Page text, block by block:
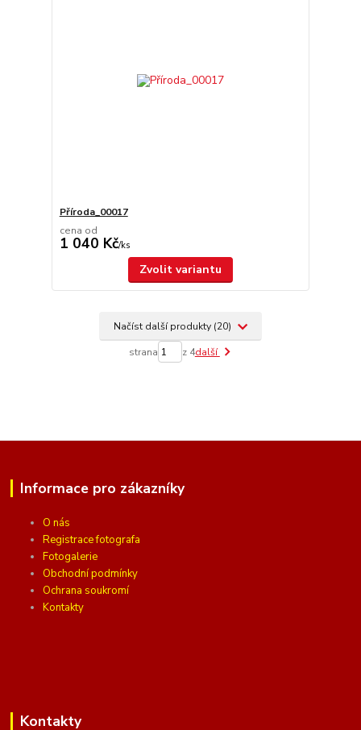
Příroda_00017
cena od
1 040 Kč/ks
Zvolit variantu
Načíst další produkty (20)
strana z 4další
Informace pro zákazníky
O nás
Registrace fotografa
Fotogalerie
Obchodní podmínky
Ochrana soukromí
Kontakty
Kontakty